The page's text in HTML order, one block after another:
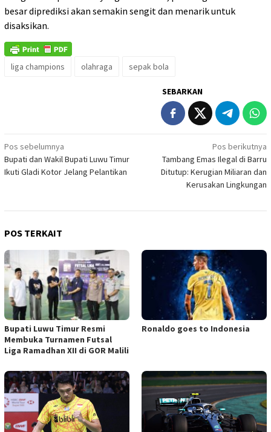
besar diprediksi akan semakin sengit dan menarik untuk
disaksikan.
liga champions olahraga sepak bola
SEBARKAN
Navigasi
pos
Pos sebelumnya
Bupati dan Wakil Bupati Luwu Timur
Ikuti Gladi Kotor Jelang Pelantikan
Pos berikutnya
Tambang Emas Ilegal di Barru
Ditutup: Kerugian Miliaran dan
Kerusakan Lingkungan
POS TERKAIT
Bupati Luwu Timur Resmi
Membuka Turnamen Futsal
Liga Ramadhan XII di GOR Malili
Ronaldo goes to Indonesia